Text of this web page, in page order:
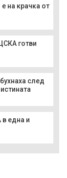
на крачка от
готви
след
една и